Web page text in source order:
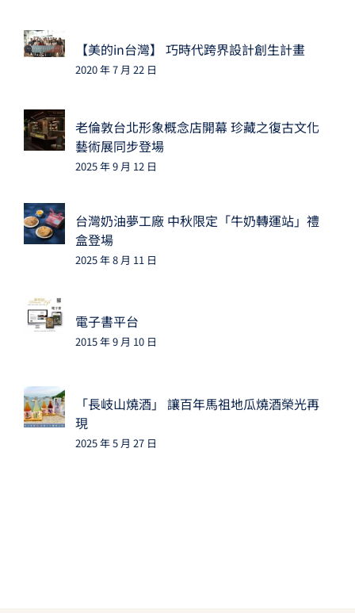
【美的in台灣】 巧時代跨界設計創生計畫
2020 年 7 月 22 日
老倫敦台北形象概念店開幕 珍藏之復古文化
藝術展同步登場
2025 年 9 月 12 日
台灣奶油夢工廠 中秋限定「牛奶轉運站」禮
盒登場
2025 年 8 月 11 日
電子書平台
2015 年 9 月 10 日
「長岐山燒酒」 讓百年馬祖地瓜燒酒榮光再
現
2025 年 5 月 27 日